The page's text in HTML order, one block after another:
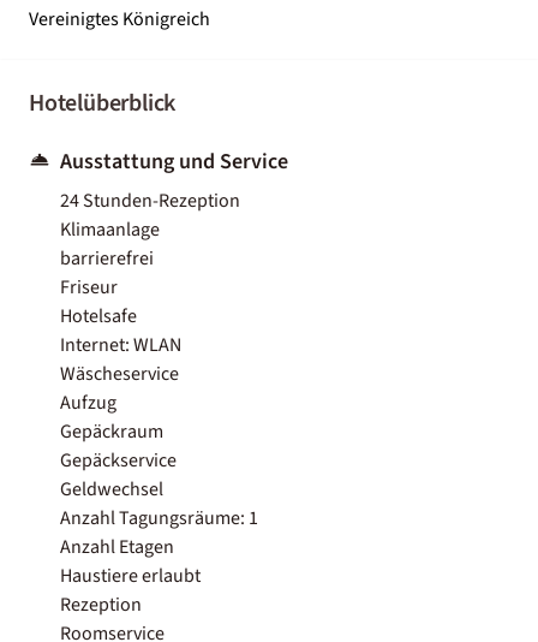
Vereinigtes Königreich
Hotelüberblick
Ausstattung und Service
24 Stunden-Rezeption
Klimaanlage
barrierefrei
Friseur
Hotelsafe
Internet: WLAN
Wäscheservice
Aufzug
Gepäckraum
Gepäckservice
Geldwechsel
Anzahl Tagungsräume: 1
Anzahl Etagen
Haustiere erlaubt
Rezeption
Roomservice